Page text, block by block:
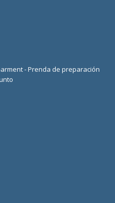
- Prenda de preparación